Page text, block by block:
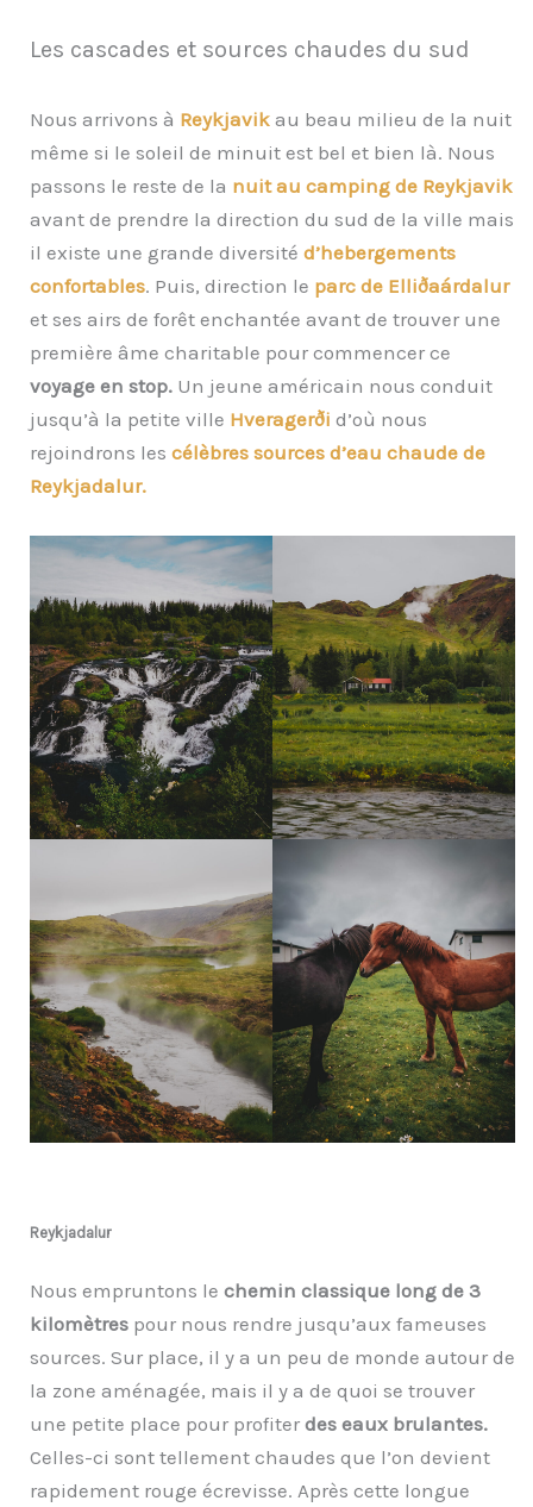
Les cascades et sources chaudes du sud
Nous arrivons à Reykjavik au beau milieu de la nuit
même si le soleil de minuit est bel et bien là. Nous
passons le reste de la nuit au camping de Reykjavik
avant de prendre la direction du sud de la ville mais
il existe une grande diversité d’hebergements
confortables. Puis, direction le parc de Elliðaárdalur
et ses airs de forêt enchantée avant de trouver une
première âme charitable pour commencer ce
voyage en stop. Un jeune américain nous conduit
jusqu’à la petite ville Hveragerði d’où nous
rejoindrons les célèbres sources d’eau chaude de
Reykjadalur.
Reykjadalur
Nous empruntons le chemin classique long de 3
kilomètres pour nous rendre jusqu’aux fameuses
sources. Sur place, il y a un peu de monde autour de
la zone aménagée, mais il y a de quoi se trouver
une petite place pour profiter des eaux brulantes.
Celles-ci sont tellement chaudes que l’on devient
rapidement rouge écrevisse. Après cette longue